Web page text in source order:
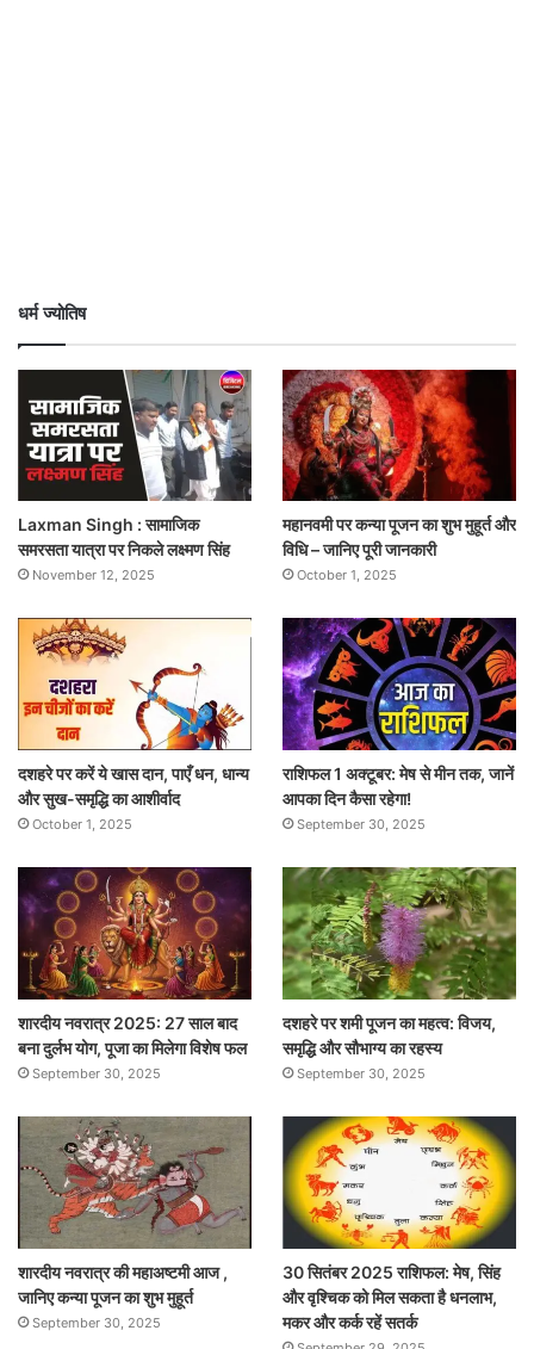
धर्म ज्योतिष
Laxman Singh : सामाजिक
समरसता यात्रा पर निकले लक्ष्मण सिंह
November 12, 2025
महानवमी पर कन्या पूजन का शुभ मुहूर्त और
विधि – जानिए पूरी जानकारी
October 1, 2025
दशहरे पर करें ये खास दान, पाएँ धन, धान्य
और सुख-समृद्धि का आशीर्वाद
October 1, 2025
राशिफल 1 अक्टूबर: मेष से मीन तक, जानें
आपका दिन कैसा रहेगा!
September 30, 2025
शारदीय नवरात्र 2025: 27 साल बाद
बना दुर्लभ योग, पूजा का मिलेगा विशेष फल
September 30, 2025
दशहरे पर शमी पूजन का महत्व: विजय,
समृद्धि और सौभाग्य का रहस्य
September 30, 2025
शारदीय नवरात्र की महाअष्टमी आज ,
जानिए कन्या पूजन का शुभ मुहूर्त
September 30, 2025
30 सितंबर 2025 राशिफल: मेष, सिंह
और वृश्चिक को मिल सकता है धनलाभ,
मकर और कर्क रहें सतर्क